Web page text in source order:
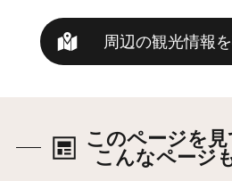
周辺の観光情報
このページを見
こんなページ